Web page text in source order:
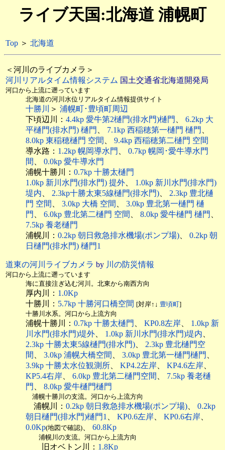
ライブ天国:北海道 浦幌町
Top ＞ 北海道
＜河川のライブカメラ＞
河川リアルタイム情報システム 国土交通省北海道開発局
河口から上流に遡っています
北海道の河川水位リアルタイム情報提供サイト
十勝川 ＞ 浦幌町･豊頃町周辺
下頃辺川： 4.4kp 愛牛第2樋門(排水門)樋門 、 6.2kp 大
平樋門(排水門) 樋門 、 7.1kp 西稲穂第一樋門 樋門 、
8.0kp 東稲穂樋門 空間 、 9.4kp 西稲穂第二樋門 空間
導水路： 1.2kp 幌岡導水門 、 0.7kp 幌岡･愛牛導水門
間 、 0.0kp 愛牛導水門
浦幌十勝川： 0.7kp 十勝太樋門
1.0kp 新川水門(排水門) 提外、 1.0kp 新川水門(排水門)
堤内、 2.3kp十勝太東5線樋門(排水門)、 2.3kp 豊北樋
門 空間 、 3.0kp 大橋 空間 、 3.0kp 豊北第一樋門 樋
門 、 6.0kp 豊北第二樋門 空間 、 8.0kp 愛牛樋門 樋門 、
7.5kp 養老樋門
浦幌川： 0.2kp 朝日救急排水機場(ポンプ場)、 0.2kp 朝
日樋門(排水門) 樋門1
道東の河川ライブカメラ by 川の防災情報
河口から上流に遡っています
海に直接注ぎ込む河川。北東から南西方向
厚内川： 1.0Kp
十勝川： 5.7kp 十勝河口橋空間 [対岸↑↓ 豊頃町]
十勝川水系。河口から上流方向
浦幌十勝川： 0.7kp 十勝太樋門 、 KP0.8左岸、 1.0kp 新
川水門(排水門)堤外、 1.0kp 新川水門(排水門)堤内、
2.3kp 十勝太東5線樋門(排水門)、 2.3kp 豊北樋門空
間 、 3.0kp 浦幌大橋空間 、 3.0kp 豊北第一樋門樋門 、
3.9kp 十勝太水位観測所、 KP4.2左岸、 KP4.6左岸、
KP5.4右岸、 6.0kp 豊北第二樋門空間 、 7.5kp 養老樋
門 、 8.0kp 愛牛樋門樋門
浦幌十勝川の支流。河口から上流方向
浦幌川： 0.2kp 朝日救急排水機場(ポンプ場)、 0.2kp
朝日樋門(排水門)樋門1、 KP0.6左岸、 KP0.6右岸、
0.0Kp(地図で確認)、 60.8Kp
浦幌川の支流。河口から上流方向
旧オベトン川： 1.8Kp